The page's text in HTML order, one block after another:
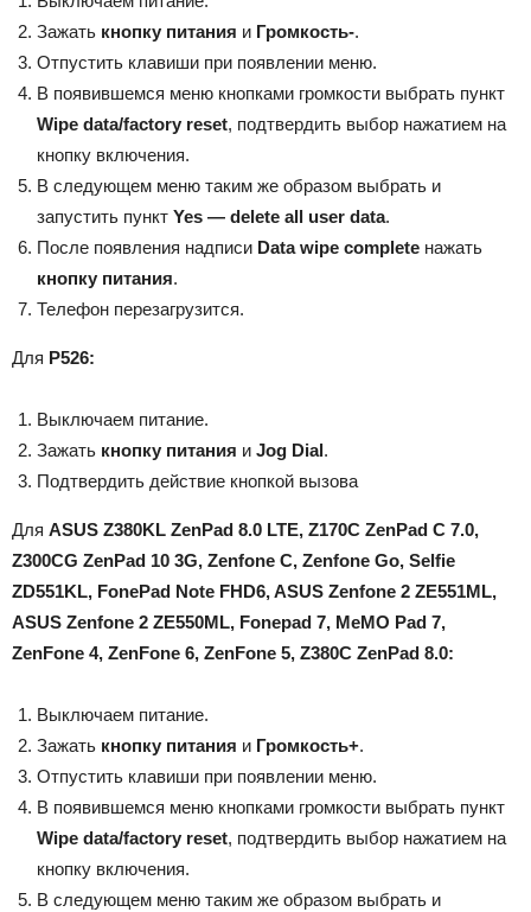
Зажать кнопку питания и Громкость-.
Отпустить клавиши при появлении меню.
В появившемся меню кнопками громкости выбрать пункт
Wipe data/factory reset, подтвердить выбор нажатием на
кнопку включения.
В следующем меню таким же образом выбрать и
запустить пункт Yes — delete all user data.
После появления надписи Data wipe complete нажать
кнопку питания.
Телефон перезагрузится.
Для P526:
Выключаем питание.
Зажать кнопку питания и Jog Dial.
Подтвердить действие кнопкой вызова
Для ASUS Z380KL ZenPad 8.0 LTE, Z170C ZenPad C 7.0,
Z300CG ZenPad 10 3G, Zenfone C, Zenfone Go, Selfie
ZD551KL, FonePad Note FHD6, ASUS Zenfone 2 ZE551ML,
ASUS Zenfone 2 ZE550ML, Fonepad 7, MeMO Pad 7,
ZenFone 4, ZenFone 6, ZenFone 5, Z380C ZenPad 8.0:
Выключаем питание.
Зажать кнопку питания и Громкость+.
Отпустить клавиши при появлении меню.
В появившемся меню кнопками громкости выбрать пункт
Wipe data/factory reset, подтвердить выбор нажатием на
кнопку включения.
В следующем меню таким же образом выбрать и